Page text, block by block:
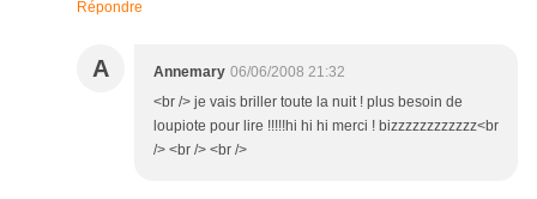
Répondre
A Annemary 06/06/2008 21:32
<br /> je vais briller toute la nuit ! plus besoin de
loupiote pour lire !!!!!hi hi hi merci ! bizzzzzzzzzzzz<br
/> <br /> <br />